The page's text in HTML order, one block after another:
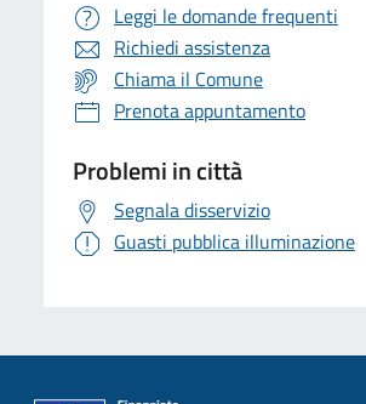
Leggi le domande frequenti
Richiedi assistenza
Chiama il Comune
Prenota appuntamento
Problemi in città
Segnala disservizio
Guasti pubblica illuminazione